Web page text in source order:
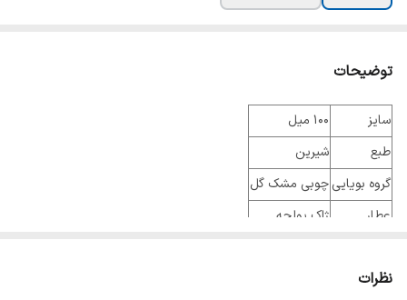
توضیحات
سایز
۱۰۰ میل
طبع
شیرین
گروه بویاییچوبی مشک گل
عطار
ژاک پولجه
نوع عطر
نظرات